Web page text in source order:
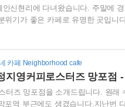
신현리에 다녀왔습니다. 주말에
위기가 좋은 카페로 유명한 곳입니
같습니다. 대중교통으로 가기에
것 같습니다. 많은 분들이 대기
(7천원대), Brew 커피는(4천 5백원
카페 Neighborhood cafe
지영커피로스터즈 망포점
터즈 망포점을 소개드립니다. 원래
포역 부근에도 생겼습니다.지난번